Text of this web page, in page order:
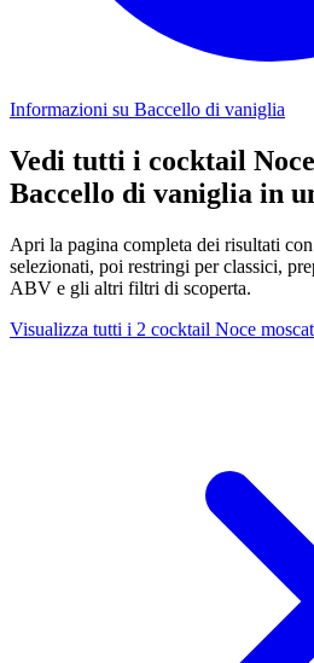
Informazioni su Baccello di vaniglia
Vedi tutti i cocktail
Baccello di vaniglia in
Apri la pagina completa dei risultati
selezionati, poi restringi per classici,
ABV e gli altri filtri di scoperta.
Visualizza tutti i 2 cocktail Noce